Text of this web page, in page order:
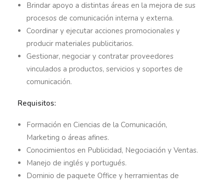
Brindar apoyo a distintas áreas en la mejora de sus
procesos de comunicación interna y externa.
Coordinar y ejecutar acciones promocionales y
producir materiales publicitarios.
Gestionar, negociar y contratar proveedores
vinculados a productos, servicios y soportes de
comunicación.
Requisitos:
Formación en Ciencias de la Comunicación,
Marketing o áreas afines.
Conocimientos en Publicidad, Negociación y Ventas.
Manejo de inglés y portugués.
Dominio de paquete Office y herramientas de